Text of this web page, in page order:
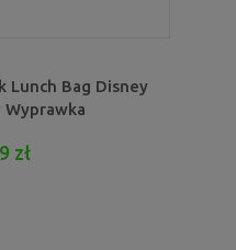
Lunch Bag Disney
zł